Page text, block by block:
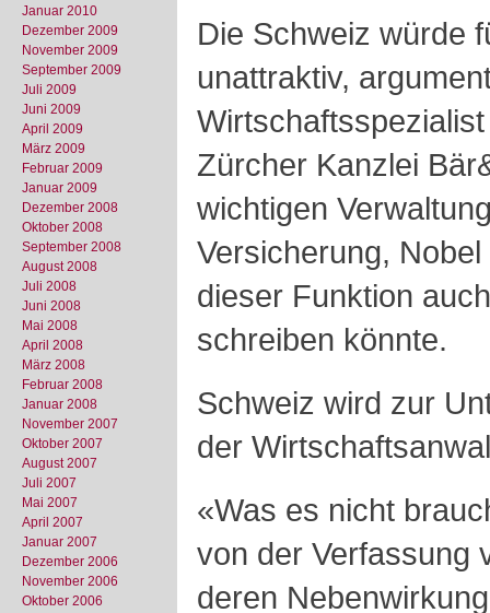
Januar 2010
Dezember 2009
November 2009
September 2009
Juli 2009
Juni 2009
April 2009
März 2009
Februar 2009
Januar 2009
Dezember 2008
Oktober 2008
September 2008
August 2008
Juli 2008
Juni 2008
Mai 2008
April 2008
März 2008
Februar 2008
Januar 2008
November 2007
Oktober 2007
August 2007
Juli 2007
Mai 2007
April 2007
Januar 2007
Dezember 2006
November 2006
Oktober 2006
Die Schweiz würde
unattraktiv,
Zürcher Kanzlei
wichtigen
Versicherung,
dieser Funktion
schreiben könnte.
Schweiz wird zur
der
«Was es nicht
von der Verfassung
deren